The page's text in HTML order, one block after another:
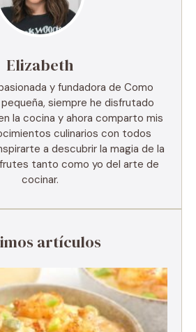
Elizabeth
y fundadora de Como
siempre he disfrutado
la cocina y ahora comparto mis
culinarios con todos
a descubrir la magia de la
tanto como yo del arte de
cocinar.
artículos